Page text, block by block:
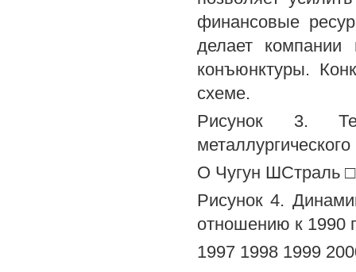
финансовые
делает компании
конъюнктуры.
схеме.
Рисунок 3.
О Чугун ШСтраль
Рисунок 4.
отношению к 1990
1997 1998 1999